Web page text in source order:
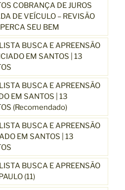
COBRANÇA DE JUROS
DE VEÍCULO – REVISÃO
SEU BEM
BUSCA E APREENSÃO
EM SANTOS | 13
BUSCA E APREENSÃO
EM SANTOS | 13
(Recomendado)
BUSCA E APREENSÃO
EM SANTOS | 13
BUSCA E APREENSÃO
(11)